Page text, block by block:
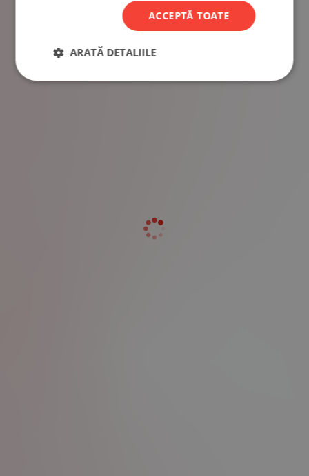
ACCEPTĂ TOATE
ARATĂ DETALIILE